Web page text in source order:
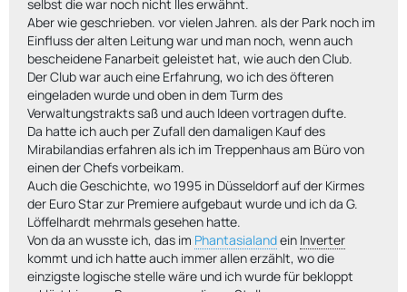
selbst die war noch nicht lles erwähnt.
Aber wie geschrieben. vor vielen Jahren. als der Park noch im
Einfluss der alten Leitung war und man noch, wenn auch
bescheidene Fanarbeit geleistet hat, wie auch den Club.
Der Club war auch eine Erfahrung, wo ich des öfteren
eingeladen wurde und oben in dem Turm des
Verwaltungstrakts saß und auch Ideen vortragen dufte.
Da hatte ich auch per Zufall den damaligen Kauf des
Mirabilandias erfahren als ich im Treppenhaus am Büro von
einen der Chefs vorbeikam.
Auch die Geschichte, wo 1995 in Düsseldorf auf der Kirmes
der Euro Star zur Premiere aufgebaut wurde und ich da G.
Löffelhardt mehrmals gesehen hatte.
Von da an wusste ich, das im Phantasialandein Inverter
kommt und ich hatte auch immer allen erzählt, wo die
einzigste logische stelle wäre und ich wurde für bekloppt